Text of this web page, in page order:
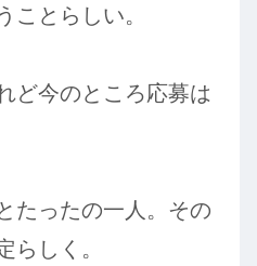
ことらしい。
ど今のところ応募は
たったの一人。その
らしく。